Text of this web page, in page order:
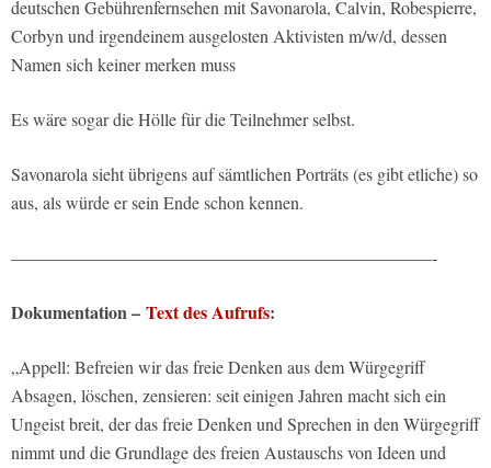
deutschen Gebührenfernsehen mit Savonarola, Calvin, Robespierre,
Corbyn und irgendeinem ausgelosten Aktivisten m/w/d, dessen
Namen sich keiner merken muss
Es wäre sogar die Hölle für die Teilnehmer selbst.
Savonarola sieht übrigens auf sämtlichen Porträts (es gibt etliche) so
aus, als würde er sein Ende schon kennen.
————————————————————————-
Dokumentation – Text des Aufrufs:
„Appell: Befreien wir das freie Denken aus dem Würgegriff
Absagen, löschen, zensieren: seit einigen Jahren macht sich ein
Ungeist breit, der das freie Denken und Sprechen in den Würgegriff
nimmt und die Grundlage des freien Austauschs von Ideen und